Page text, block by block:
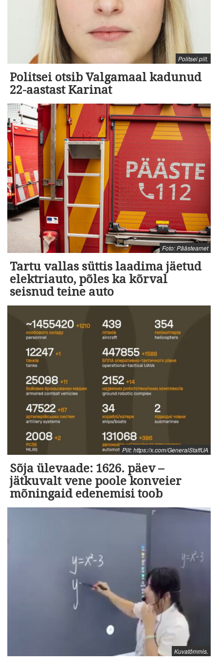
Politsei pilt.
Politsei otsib Valgamaal kadunud
22-aastast Karinat
Foto: Päästeamet
Tartu vallas süttis laadima jäetud
elektriauto, põles ka kõrval
seisnud teine auto
Pilt: https://x.com/GeneralStaffUA
Sõja ülevaade: 1626. päev –
jätkuvalt vene poole konveier
mõningaid edenemisi toob
Kuvatõmmis.